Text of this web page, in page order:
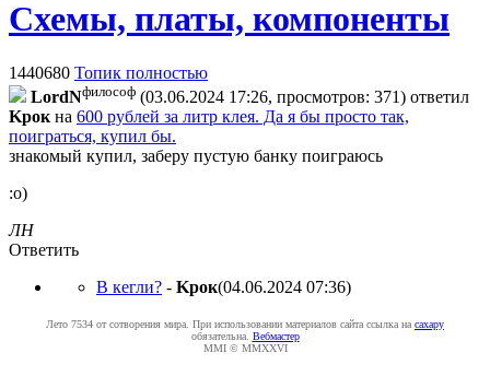
Схемы, платы, компоненты
1440680 Топик полностью
LordNфилософ (03.06.2024 17:26, просмотров: 371) ответил
Kpoк на 600 рублей за литр клея. Да я бы просто так,
поиграться, купил бы.
знакомый купил, заберу пустую банку поиграюсь
:о)
ЛН
Ответить
В кегли? - Kpoк(04.06.2024 07:36)
Лето 7534 от сотворения мира. При использовании материалов сайта ссылка на caxapу
обязательна. Вебмастер
MMI © MMXXVI